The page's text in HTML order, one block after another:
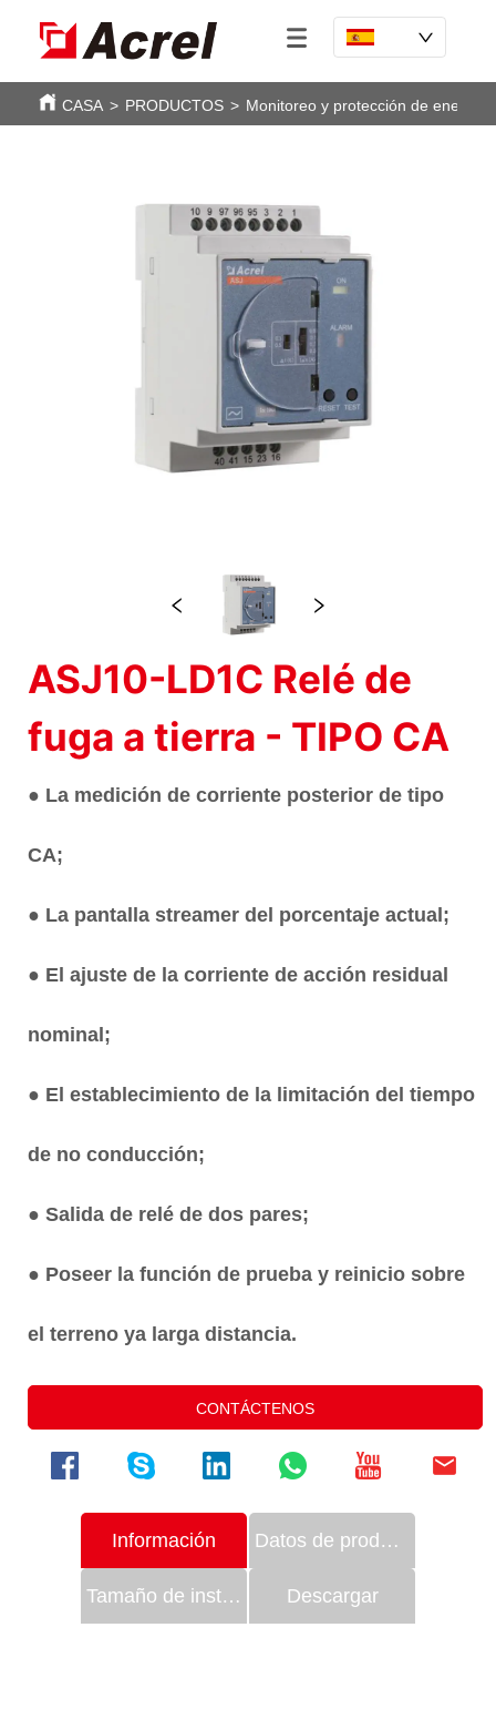
CASA > PRODUCTOS > Monitoreo y protección de energía
ASJ10-LD1C Relé de
fuga a tierra - TIPO CA
CONTÁCTENOS
Información Datos de productos
Tamaño de instalación Descargar